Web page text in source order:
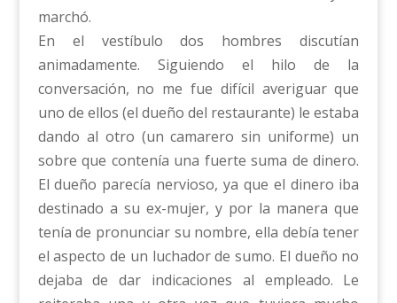
marchó.
En el vestíbulo dos hombres discutían
animadamente. Siguiendo el hilo de la
conversación, no me fue difícil averiguar que
uno de ellos (el dueño del restaurante) le estaba
dando al otro (un camarero sin uniforme) un
sobre que contenía una fuerte suma de dinero.
El dueño parecía nervioso, ya que el dinero iba
destinado a su ex-mujer, y por la manera que
tenía de pronunciar su nombre, ella debía tener
el aspecto de un luchador de sumo. El dueño no
dejaba de dar indicaciones al empleado. Le